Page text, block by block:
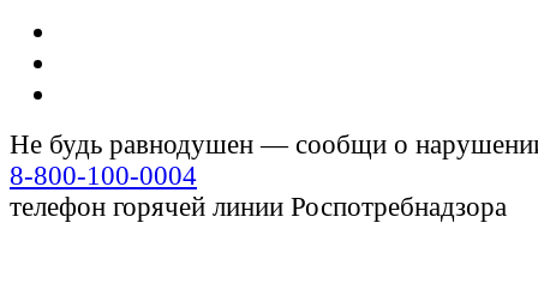
Не будь равнодушен — сообщи о
8-800-100-0004
телефон горячей линии Роспотребнадзора